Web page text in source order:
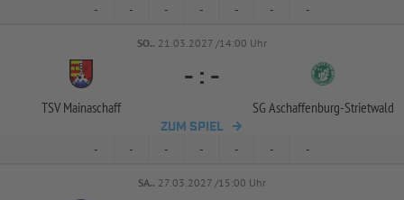
- - - - - - -
SO.. 21.03.2027 /14:00 Uhr
TSV Mainaschaff
- : -
SG Aschaffenburg-Strietwald
ZUM SPIEL
- - - - - - -
SA.. 27.03.2027 /15:00 Uhr